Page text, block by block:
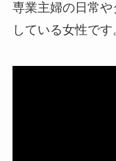
専業主婦の日常
している女性です